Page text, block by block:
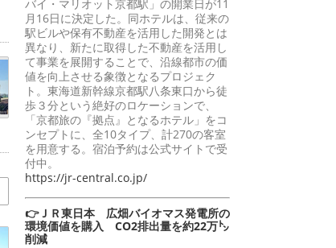
バイ・マリオット京都駅」の開業日が11
月16日に決定した。同ホテルは、従来の
駅ビルや保有不動産を活用した開発とは
異なり、新たに取得した不動産を活用し
て事業を展開することで、沿線都市の価
値を向上させる象徴となるプロジェク
ト。東海道新幹線京都駅八条東口から徒
歩３分という絶好のロケーションで、
「京都旅の『拠点』となるホテル」をコ
ンセプトに、全10タイプ、計270の客室
を用意する。宿泊予約は公式サイトで受
付中。
https://jr-central.co.jp/
👉ＪＲ東日本 広畑バイオマス発電所の
環境価値を購入 CO2排出量を約22万㌧
削減